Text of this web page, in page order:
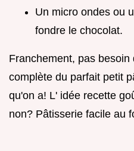
Un micro ondes ou
fondre le chocolat.
Franchement, pas besoin
complète du parfait petit
qu'on a! L' idée recette
non? Pâtisserie facile au